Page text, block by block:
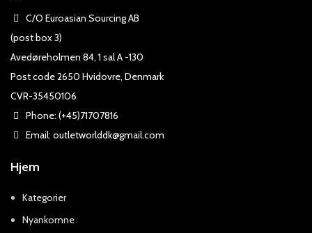
C/O Euroasian Sourcing AB
(post box 3)
Avedøreholmen 84, 1 sal A -130
Post code 2650 Hvidovre, Denmark
CVR-35450106
Phone: (+45)71707816
Email: outletworlddk@gmail.com
Hjem
Kategorier
Nyankomne